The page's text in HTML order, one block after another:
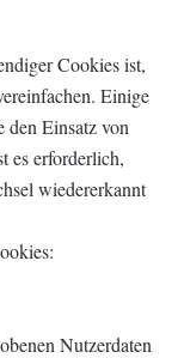
Cookies ist,
Einige
den Einsatz von
es erforderlich,
wiedererkannt
Nutzerdaten